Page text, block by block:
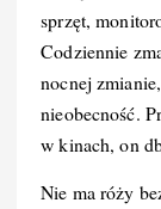
sprzęt,
Codziennie
nocnej
nieobecność.
w kinach, on
Nie ma róży